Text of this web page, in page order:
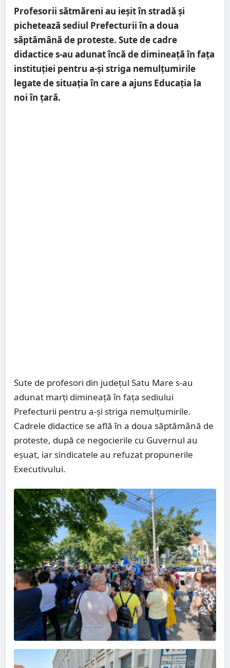
Profesorii sătmăreni au ieșit în stradă și
pichetează sediul Prefecturii în a doua
săptămână de proteste. Sute de cadre
didactice s-au adunat încă de dimineață în fața
instituției pentru a-şi striga nemulţumirile
legate de situația în care a ajuns Educația la
noi în țară.
Sute de profesori din județul Satu Mare s-au
adunat marți dimineață în fața sediului
Prefecturii pentru a-și striga nemulțumirile.
Cadrele didactice se află în a doua săptămână de
proteste, după ce negocierile cu Guvernul au
eșuat, iar sindicatele au refuzat propunerile
Executivului.